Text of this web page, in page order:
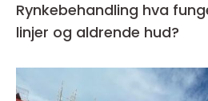
Rynkebehandling hva fungerer faktisk mot
linjer og aldrende hud?